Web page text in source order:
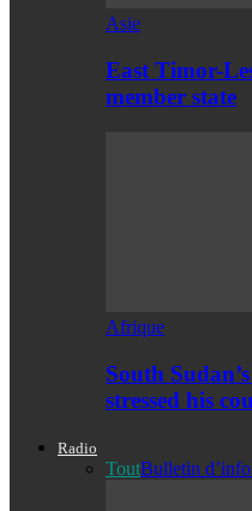
Asie
East Timor-
member state
Afrique
South
stressed his
Radio
ToutBulletin